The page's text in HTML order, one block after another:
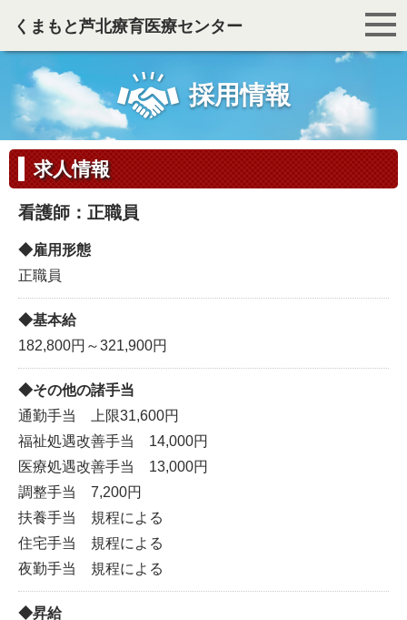
くまもと芦北療育医療センター
採用情報
求人情報
看護師：正職員
雇用形態
正職員
基本給
182,800円～321,900円
その他の諸手当
通勤手当 上限31,600円
福祉処遇改善手当 14,000円
医療処遇改善手当 13,000円
調整手当 7,200円
扶養手当 規程による
住宅手当 規程による
夜勤手当 規程による
昇給